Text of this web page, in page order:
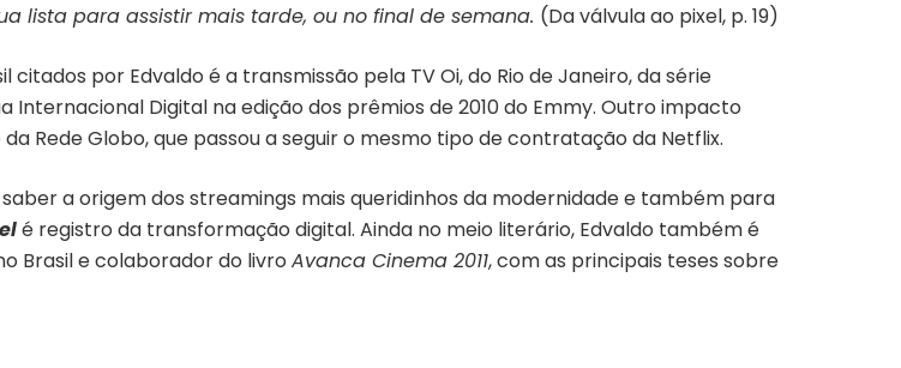
lista para assistir mais tarde, ou no final de semana. (Da válvula ao pixel, p. 19)
por Edvaldo é a transmissão pela TV Oi, do Rio de Janeiro, da série
Digital na edição dos prêmios de 2010 do Emmy. Outro impacto
Rede Globo, que passou a seguir o mesmo tipo de contratação da Netflix.
a origem dos streamings mais queridinhos da modernidade e também para
é registro da transformação digital. Ainda no meio literário, Edvaldo também é
Brasil e colaborador do livro Avanca Cinema 2011, com as principais teses sobre